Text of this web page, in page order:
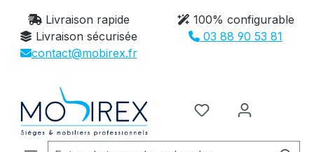
Passer au contenu principal
Livraison rapide
100% configurable
Livraison sécurisée
03 88 90 53 81
contact@mobirex.fr
Vous avez 0